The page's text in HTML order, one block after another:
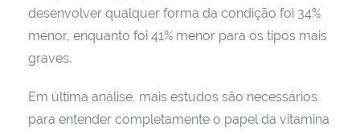
desenvolver qualquer forma da condição foi 34%
menor, enquanto foi 41% menor para os tipos mais
graves.
Em última análise, mais estudos são necessários
para entender completamente o papel da vitamina